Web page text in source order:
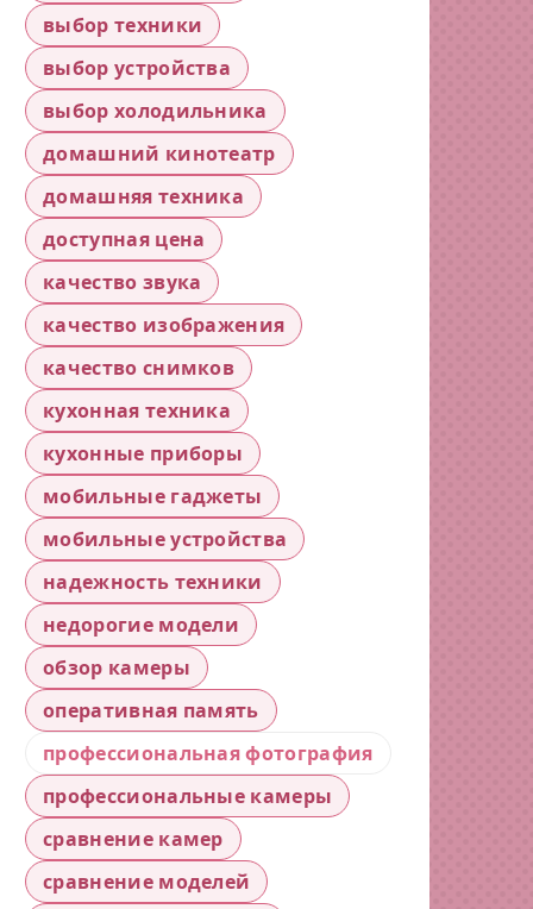
выбор техники
выбор устройства
выбор холодильника
домашний кинотеатр
домашняя техника
доступная цена
качество звука
качество изображения
качество снимков
кухонная техника
кухонные приборы
мобильные гаджеты
мобильные устройства
надежность техники
недорогие модели
обзор камеры
оперативная память
профессиональная фотография
профессиональные камеры
сравнение камер
сравнение моделей